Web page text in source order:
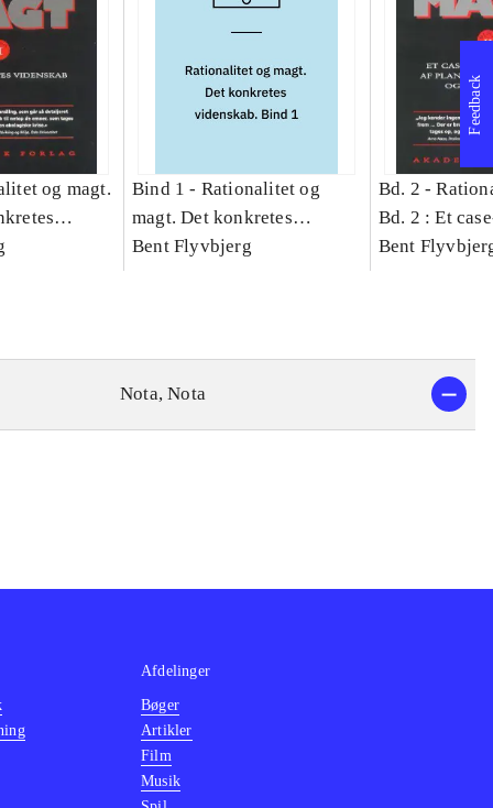
og magt.
Bind 1 - Rationalitet og
magt. Det konkretes
videnskab. Bind 1
Bent Flyvbjerg
Bd. 2 -
Bd. 2 : Et
studie af
Bent
Nota, Nota
Feedback
Afdelinger
Bøger
Artikler
Film
Musik